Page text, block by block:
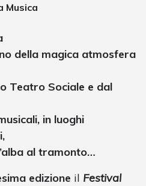
Musica
della magica atmosfera
Teatro Sociale e dal
in luoghi
al tramonto…
edizione il Festival